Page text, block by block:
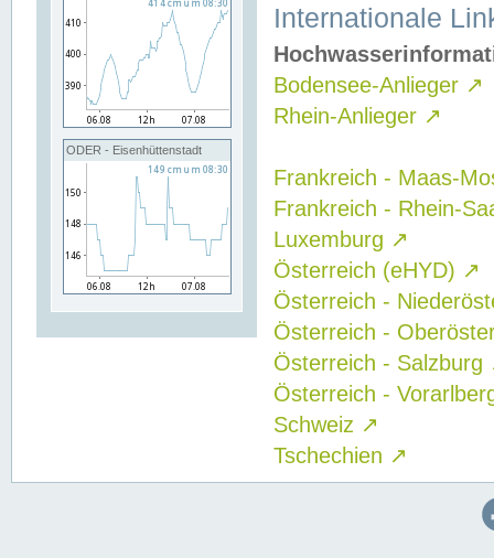
ODER - Eisenhüttenstadt
Internationale
Bodensee-Anlieger ↗
Rhein-Anlieger ↗
Frankreich - Maas-
Frankreich - Rhein-
Luxemburg ↗
Österreich (eHYD) ↗
Österreich -
Österreich -
Österreich - Salzburg
Österreich -
Schweiz ↗
Tschechien ↗